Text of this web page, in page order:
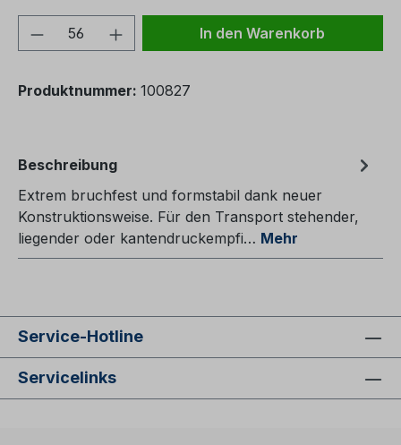
Produkt Anzahl: Gib denIn den Warenkorb
Produktnummer: 100827
Beschreibung
Extrem bruchfest und formstabil dank neuer
Konstruktionsweise. Für den Transport stehender,
liegender oder kantendruckempfi… Mehr
Service-Hotline
Servicelinks